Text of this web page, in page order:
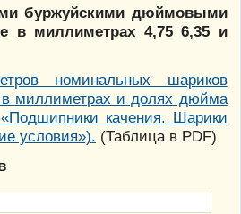
буржуйскими дюймовыми
в миллиметрах 4,75 6,35 и
номинальных шариков
миллиметрах и долях дюйма
качения. Шарики
условия»). (Таблица в PDF)